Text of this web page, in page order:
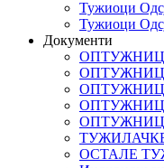
Тужиоци
Тужиоци
Документи
ОСТАЛЕ